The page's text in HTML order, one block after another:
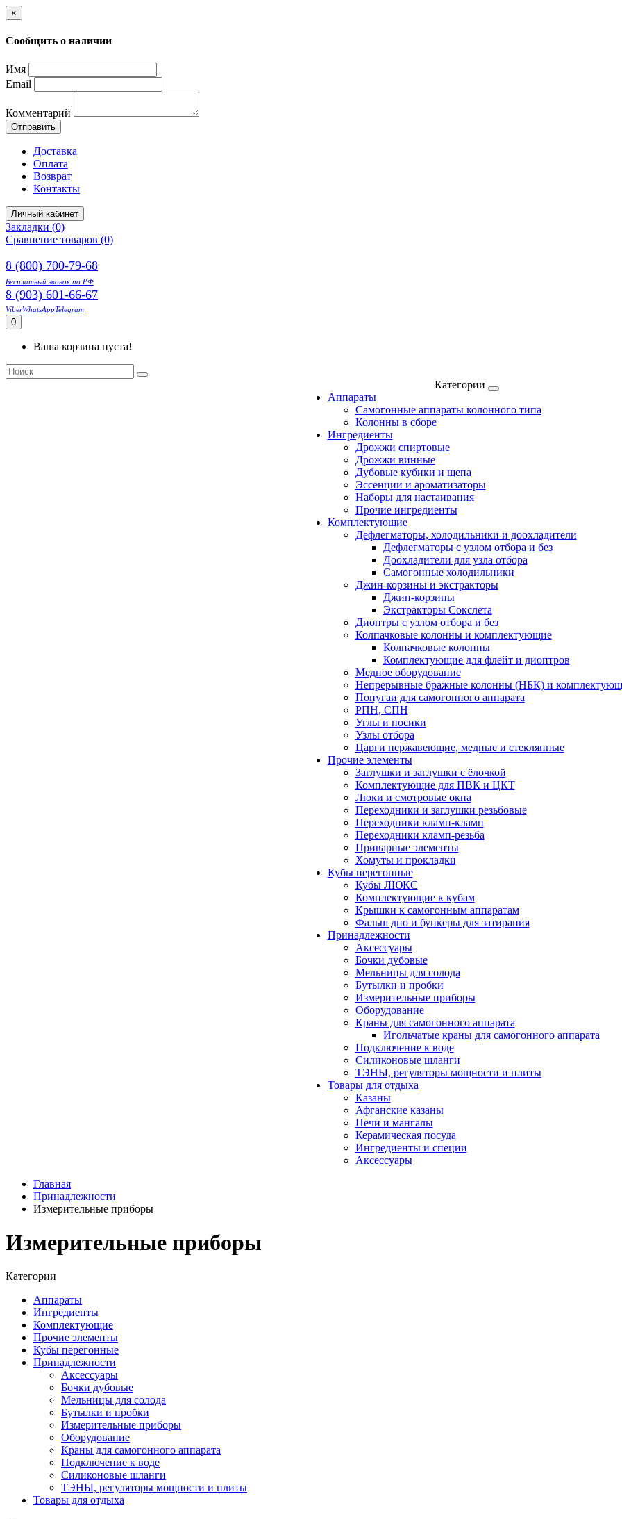
×
Сообщить о наличии
Имя
Email
Комментарий
Отправить
Доставка
Оплата
Возврат
Контакты
Личный кабинет
Закладки (0)
Сравнение товаров (0)
8 (800) 700-79-68
Бесплатный звонок по РФ
8 (903) 601-66-67
ViberWhatsAppTelegram
0
Ваша корзина пуста!
Категории
Аппараты
Самогонные аппараты колонного типа
Колонны в сборе
Ингредиенты
Дрожжи спиртовые
Дрожжи винные
Дубовые кубики и щепа
Эссенции и ароматизаторы
Наборы для настаивания
Прочие ингредиенты
Комплектующие
Дефлегматоры, холодильники и доохладители
Дефлегматоры с узлом отбора и без
Доохладители для узла отбора
Самогонные холодильники
Джин-корзины и экстракторы
Джин-корзины
Экстракторы Сокслета
Диоптры с узлом отбора и без
Колпачковые колонны и комплектующие
Колпачковые колонны
Комплектующие для флейт и диоптров
Медное оборудование
Непрерывные бражные колонны (НБК) и
Попугаи для самогонного аппарата
РПН, СПН
Углы и носики
Узлы отбора
Царги нержавеющие, медные и стеклянные
Прочие элементы
Заглушки и заглушки с ёлочкой
Комплектующие для ПВК и ЦКТ
Люки и смотровые окна
Переходники и заглушки резьбовые
Переходники кламп-кламп
Переходники кламп-резьба
Приварные элементы
Хомуты и прокладки
Кубы перегонные
Кубы ЛЮКС
Комплектующие к кубам
Крышки к самогонным аппаратам
Фальш дно и бункеры для затирания
Принадлежности
Аксессуары
Бочки дубовые
Мельницы для солода
Бутылки и пробки
Измерительные приборы
Оборудование
Краны для самогонного аппарата
Игольчатые краны для самогонного аппарата
Подключение к воде
Силиконовые шланги
ТЭНЫ, регуляторы мощности и плиты
Товары для отдыха
Казаны
Афганские казаны
Печи и мангалы
Керамическая посуда
Ингредиенты и специи
Аксессуары
Главная
Принадлежности
Измерительные приборы
Измерительные приборы
Категории
Аппараты
Ингредиенты
Комплектующие
Прочие элементы
Кубы перегонные
Принадлежности
Аксессуары
Бочки дубовые
Мельницы для солода
Бутылки и пробки
Измерительные приборы
Оборудование
Краны для самогонного аппарата
Подключение к воде
Силиконовые шланги
ТЭНЫ, регуляторы мощности и плиты
Товары для отдыха